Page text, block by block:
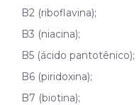
B2 (riboflavina);
B3 (niacina);
B5 (ácido pantotênico);
B6 (piridoxina);
B7 (biotina);